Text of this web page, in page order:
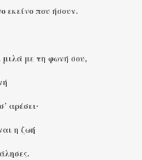
εκείνο που ήσουν.
μιλά με τη φωνή σου,
αρέσει∙
η ζωή